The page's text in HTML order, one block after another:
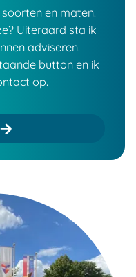
en maten.
Uiteraard sta ik
adviseren.
button en ik
op.